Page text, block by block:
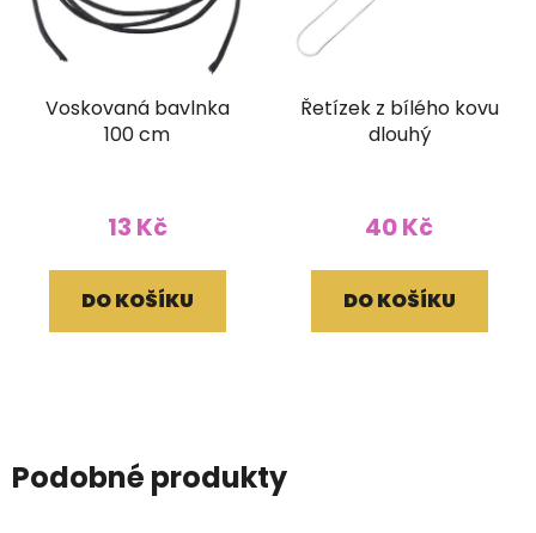
Voskovaná bavlnka
100 cm
13 Kč
DO KOŠÍKU
Řetízek z bílého kovu
dlouhý
40 Kč
DO KOŠÍKU
Podobné produkty